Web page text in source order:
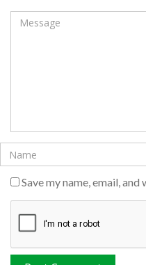
Save my name, email,